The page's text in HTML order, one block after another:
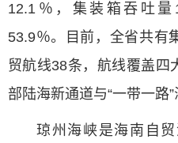
12.1％，集装箱吞吐
53.9％。目前，全省共有
贸航线38条，航线覆盖四
部陆海新通道与“一带一路”
琼州海峡是海南自